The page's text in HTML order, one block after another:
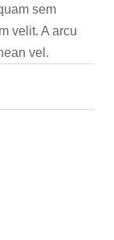
sem
velit. A arcu
vel.